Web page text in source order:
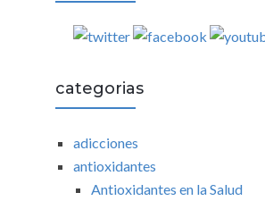
categorias
adicciones
antioxidantes
Antioxidantes en la Salud